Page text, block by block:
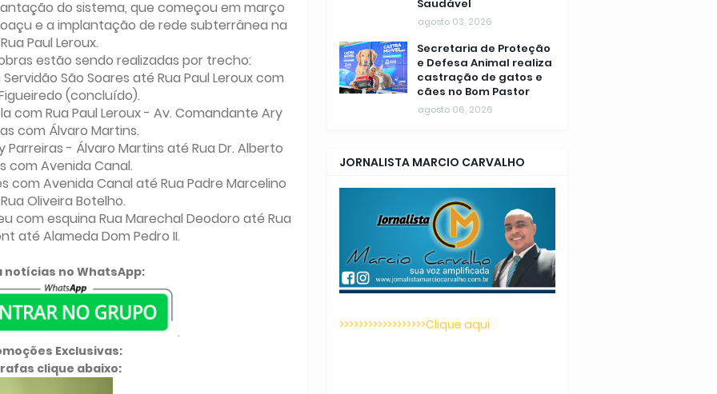
do sistema, que começou em março
e a implantação de rede subterrânea na
Rua Paul Leroux.
estão sendo realizadas por trecho:
São Soares até Rua Paul Leroux com
(concluído).
com Rua Paul Leroux - Av. Comandante Ary
com Álvaro Martins.
- Álvaro Martins até Rua Dr. Alberto
com Avenida Canal.
com Avenida Canal até Rua Padre Marcelino
Oliveira Botelho.
com esquina Rua Marechal Deodoro até Rua
até Alameda Dom Pedro II.
notícias no WhatsApp:
.
Exclusivas:
clique abaixo:
Saudável
agosto 03, 2026
Secretaria de Proteção
e Defesa Animal realiza
castração de gatos e
cães no Bom Pastor
agosto 06, 2026
JORNALISTA MARCIO CARVALHO
>>>>>>>>>>>>>>>>>>Clique aqui